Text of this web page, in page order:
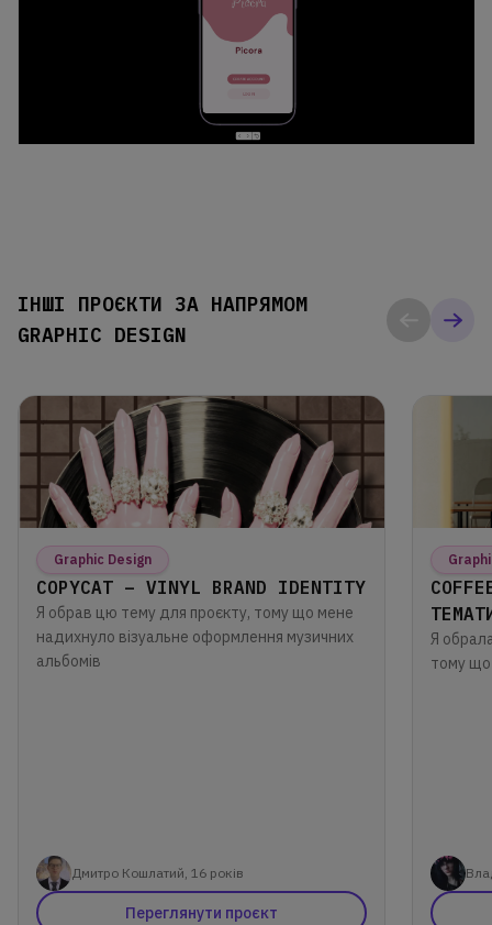
ІНШІ ПРОЄКТИ ЗА НАПРЯМОМ
GRAPHIC DESIGN
Graphic Design
COPYCAT – VINYL BRAND IDENTITY
Я обрав цю тему для проєкту, тому що мене
надихнуло візуальне оформлення музичних
альбомів
Дмитро Кошлатий, 16 років
Переглянути проєкт
Я
тому що